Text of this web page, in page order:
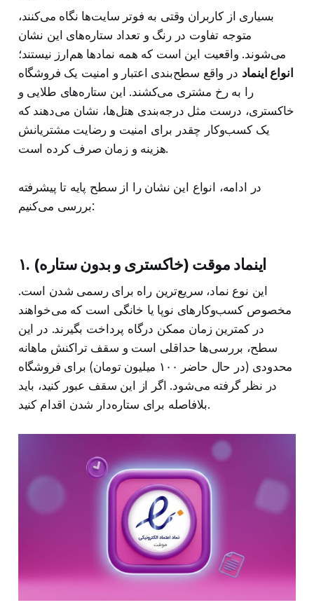
بسیاری از کاربران وقتی به فوتر سایت‌ها نگاه می‌کنند،
متوجه تفاوت در رنگ و تعداد ستاره‌های این نشان
می‌شوند. واقعیت این است که همه نمادها هم‌ارز نیستند؛
انواع اینماد در واقع سطح‌بندی اعتبار و امنیت یک فروشگاه
را به رخ مشتری می‌کشند. این ستاره‌های طلایی و
خاکستری، درست مثل درجه‌بندی هتل‌ها، نشان می‌دهند که
یک کسب‌وکار چقدر برای امنیت و رضایت مشتریانش
هزینه و زمان صرف کرده است.
در ادامه، انواع این نشان را از سطح پایه تا پیشرفته
بررسی می‌کنیم:
۱. اینماد موقت (خاکستری و بدون ستاره)
این نوع نماد، سریع‌ترین راه برای رسمی شدن است.
مخصوص کسب‌وکارهای نوپا یا خانگی است که می‌خواهند
در کمترین زمان ممکن درگاه پرداخت بگیرند. در این
سطح، بررسی‌ها حداقلی است و سقف تراکنش ماهانه
محدودی (در حال حاضر ۱۰۰ میلیون تومان) برای فروشگاه
در نظر گرفته می‌شود. اگر از این سقف عبور کنید، باید
بلافاصله برای ستاره‌دار شدن اقدام کنید.